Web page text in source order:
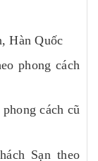
Hàn Quốc
phong cách
cách cũ
Sạn theo